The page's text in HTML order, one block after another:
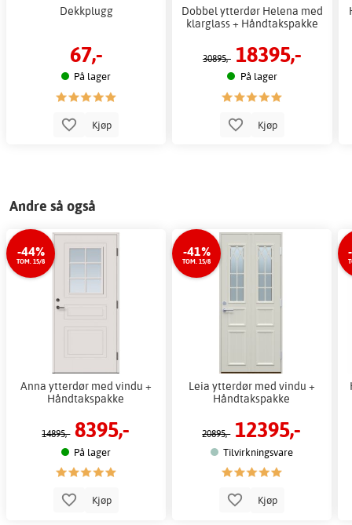
Dekkplugg
67,-
På lager
Kjøp
Dobbel ytterdør Helena med
klarglass + Håndtakspakke
30895,- 18395,-
På lager
Kjøp
Andre så også
-44%
TOM. 15/8
Anna ytterdør med vindu +
Håndtakspakke
14895,- 8395,-
På lager
Kjøp
-41%
TOM. 15/8
Leia ytterdør med vindu +
Håndtakspakke
20895,- 12395,-
Tilvirkningsvare
Kjøp